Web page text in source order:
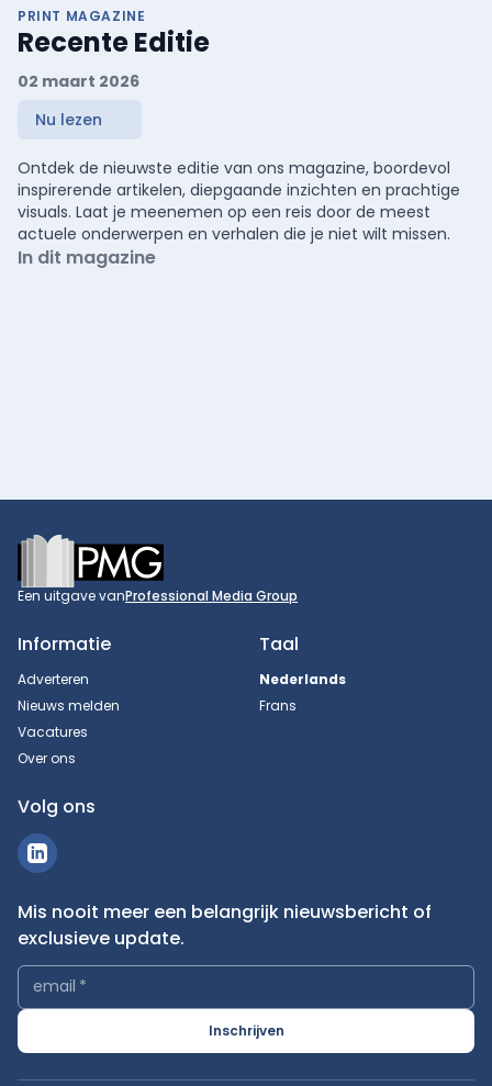
PRINT MAGAZINE
Recente Editie
02 maart 2026
Nu lezen
Ontdek de nieuwste editie van ons magazine, boordevol
inspirerende artikelen, diepgaande inzichten en prachtige
visuals. Laat je meenemen op een reis door de meest
actuele onderwerpen en verhalen die je niet wilt missen.
In dit magazine
Footer
Een uitgave vanProfessional Media Group
Informatie
Adverteren
Nieuws melden
Vacatures
Over ons
Taal
Nederlands
Frans
Volg ons
Mis nooit meer een belangrijk nieuwsbericht of
exclusieve update.
email *
Inschrijven